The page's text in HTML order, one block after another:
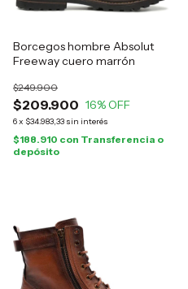
Borcegos hombre Absolut
Freeway cuero marrón
$209.900
$249.900
16% OFF
6x $34.983,33 sin interés
$188.910 con Transferencia o
depósito